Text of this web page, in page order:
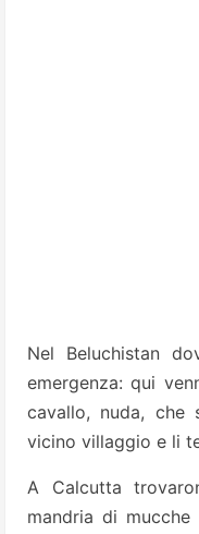
Nel Beluchistan
emergenza: qui
cavallo, nuda, che
vicino villaggio e li
A Calcutta
mandria di